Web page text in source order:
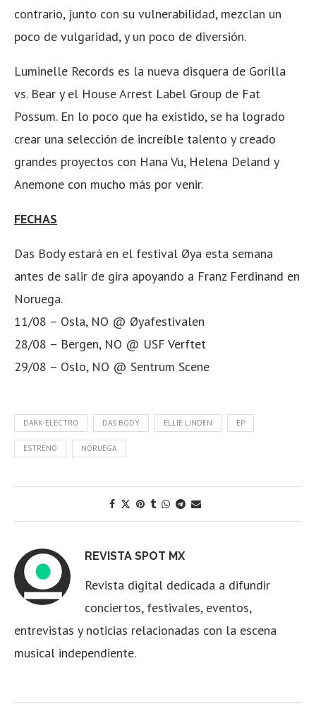
contrario, junto con su vulnerabilidad, mezclan un
poco de vulgaridad, y un poco de diversión.
Luminelle Records es la nueva disquera de Gorilla
vs. Bear y el House Arrest Label Group de Fat
Possum. En lo poco que ha existido, se ha logrado
crear una selección de increíble talento y creado
grandes proyectos con Hana Vu, Helena Deland y
Anemone con mucho más por venir.
FECHAS
Das Body estará en el festival Øya esta semana
antes de salir de gira apoyando a Franz Ferdinand en
Noruega.
11/08 – Osla, NO @ Øyafestivalen
28/08 – Bergen, NO @ USF Verftet
29/08 – Oslo, NO @ Sentrum Scene
DARK-ELECTRO DAS BODY ELLIE LINDEN EP
ESTRENO NORUEGA
REVISTA SPOT MX
Revista digital dedicada a difundir
conciertos, festivales, eventos,
entrevistas y noticias relacionadas con la escena
musical independiente.